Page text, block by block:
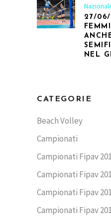
27/06/
NEL
CATEGORIE
Beach Volley
Campionati
Campionati Fipav
Campionati Fipav
Campionati Fipav
Campionati Fipav